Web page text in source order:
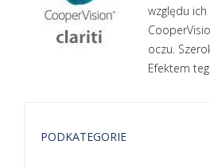
względu
oczu.
Efektem
PODKATEGORIE